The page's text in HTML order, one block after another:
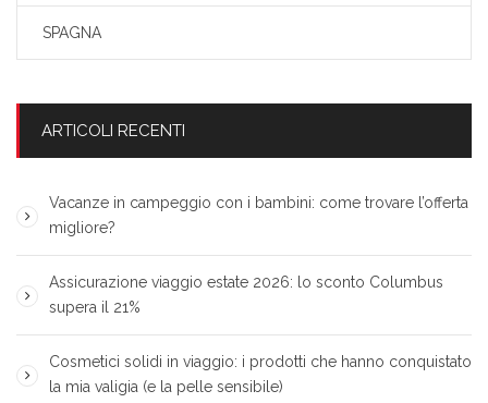
SPAGNA
ARTICOLI RECENTI
Vacanze in campeggio con i bambini: come trovare l’offerta
migliore?
Assicurazione viaggio estate 2026: lo sconto Columbus
supera il 21%
Cosmetici solidi in viaggio: i prodotti che hanno conquistato
la mia valigia (e la pelle sensibile)